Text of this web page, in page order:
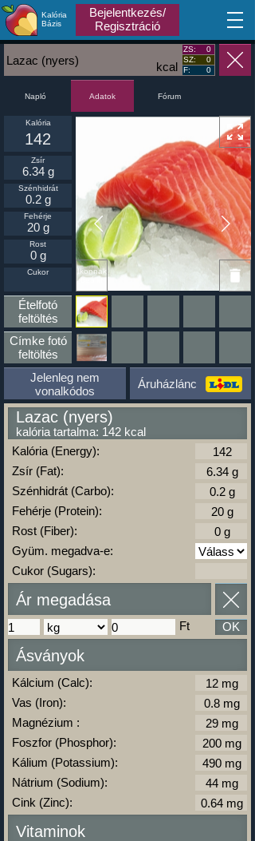
Kalória
Bázis
Bejelentkezés/
Regisztráció
MA
kcal
Lazac (nyers)
ZS:
0
SZ:
0
F:
0
Napló Adatok Fórum
Ikonnak
beállít
Kalória
142
Zsír
6.34 g
Szénhidrát
0.2 g
Fehérje
20 g
Rost
0 g
Cukor
Ételfotó
feltöltés
Címke fotó
feltöltés
Jelenleg nem
vonalkódos
Áruházlánc
Lazac (nyers)
kalória tartalma: 142 kcal
Kalória (Energy):
Zsír (Fat):
Szénhidrát (Carbo):
Fehérje (Protein):
Rost (Fiber):
Gyüm. megadva-e:
Cukor (Sugars):
Ár megadása
Ft OK
Ásványok
Kálcium (Calc):
Vas (Iron):
Magnézium :
Foszfor (Phosphor):
Kálium (Potassium):
Nátrium (Sodium):
Cink (Zinc):
Vitaminok